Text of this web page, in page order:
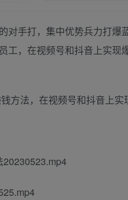
大‮研哥‬究出‮的新‬赚钱方法
+新玩法20230523.mp4
20230525.mp4